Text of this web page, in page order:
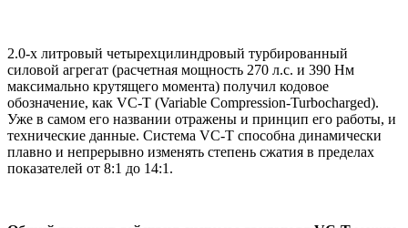
2.0-х литровый четырехцилиндровый турбированный
силовой агрегат (расчетная мощность 270 л.с. и 390 Нм
максимально крутящего момента) получил кодовое
обозначение, как VC-T (Variable Compression-Turbocharged).
Уже в самом его названии отражены и принцип его работы, и
технические данные. Система VC-T способна динамически
плавно и непрерывно изменять степень сжатия в пределах
показателей от 8:1 до 14:1.